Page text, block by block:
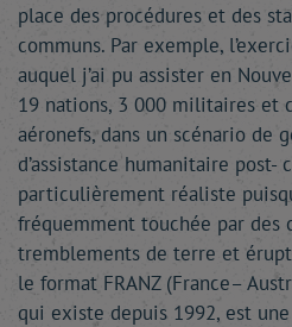
place des procédures et des
communs. Par exemple,
auquel j’ai pu assister en
19 nations, 3 000 militaires et
aéronefs, dans un scénario de
d’assistance humanitaire post-
particulièrement réaliste
fréquemment touchée par des
tremblements de terre et
le format FRANZ (France–
qui existe depuis 1992, est